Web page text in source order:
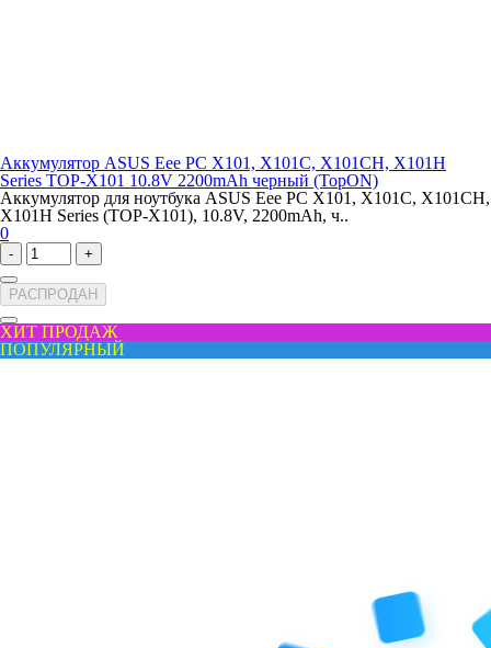
Аккумулятор ASUS Eee PC X101, X101C, X101CH, X101H
Series TOP-X101 10.8V 2200mAh черный (TopON)
Аккумулятор для ноутбука ASUS Eee PC X101, X101C, X101CH,
X101H Series (TOP-X101), 10.8V, 2200mAh, ч..
0
- +
РАСПРОДАН
ХИТ ПРОДАЖ
ПОПУЛЯРНЫЙ